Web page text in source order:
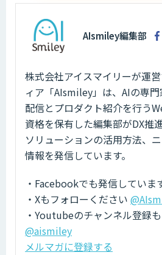
AIsmiley編集部
株式会社アイスマイリーが運
ィア「AIsmiley」は、AIの専
配信とプロダクト紹介を行う
資格を保有した編集部がDX推
ソリューションの活用方法、
情報を発信しています。
・Facebookでも発信していま
・Xもフォローください
・Youtubeのチャンネル登録
@aismiley
メルマガに登録する